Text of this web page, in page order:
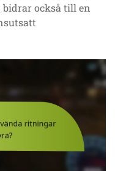
också till en